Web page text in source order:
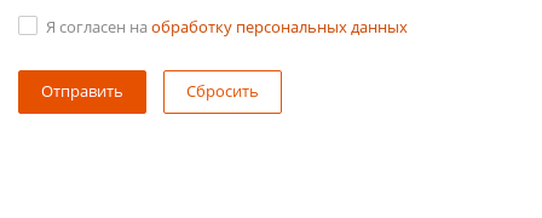
Я согласен на обработку персональных данных
Сбросить